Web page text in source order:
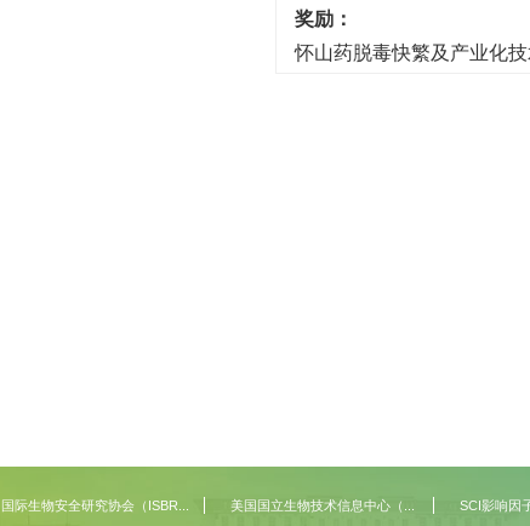
奖励：
怀山药脱毒快繁及产业化
国际生物安全研究协会（ISBR... 美国国立生物技术信息中心（... SCI影响因